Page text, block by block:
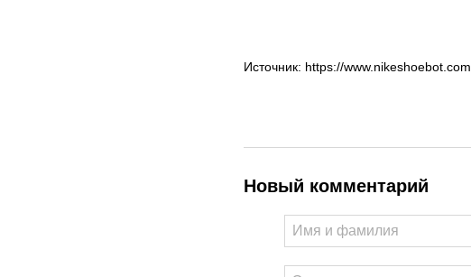
Источник: https://www.nikeshoebot.com
Новый комментарий